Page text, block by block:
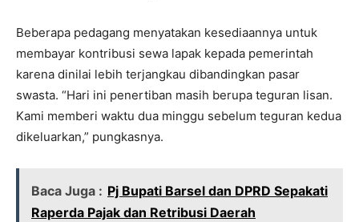
Beberapa pedagang menyatakan kesediaannya untuk
membayar kontribusi sewa lapak kepada pemerintah
karena dinilai lebih terjangkau dibandingkan pasar
swasta. “Hari ini penertiban masih berupa teguran lisan.
Kami memberi waktu dua minggu sebelum teguran kedua
dikeluarkan,” pungkasnya.
Baca Juga : Pj Bupati Barsel dan DPRD Sepakati
Raperda Pajak dan Retribusi Daerah